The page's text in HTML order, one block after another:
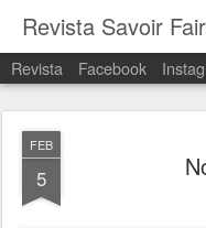
Revista Savoir
Revista Facebook
FEB
5